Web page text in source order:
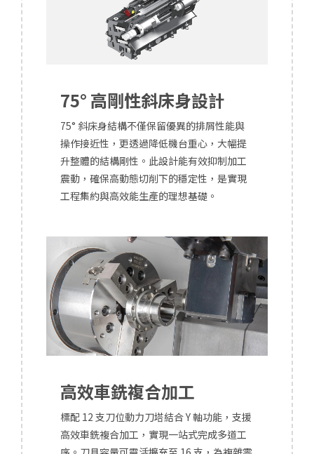
75° 高剛性斜床身設計
75° 斜床身結構不僅保留優異的排屑性能與
操作接近性，更透過降低機台重心，大幅提
升整體的結構剛性。此設計能有效抑制加工
震動，確保高動態切削下的穩定性，是實現
工程集約與高效能生產的理想基礎。
高效車銑複合加工
標配 12 支刀位動力刀塔結合 Y 軸功能，支援
高效車銑複合加工，實現一站式完成多道工